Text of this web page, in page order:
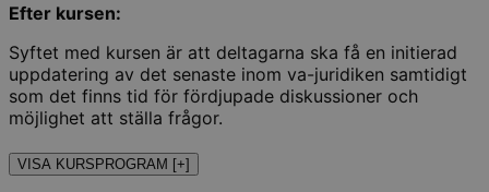
Efter kursen:
Syftet med kursen är att deltagarna ska få en initierad
uppdatering av det senaste inom va-juridiken samtidigt
som det finns tid för fördjupade diskussioner och
möjlighet att ställa frågor.
VISA KURSPROGRAM [+]